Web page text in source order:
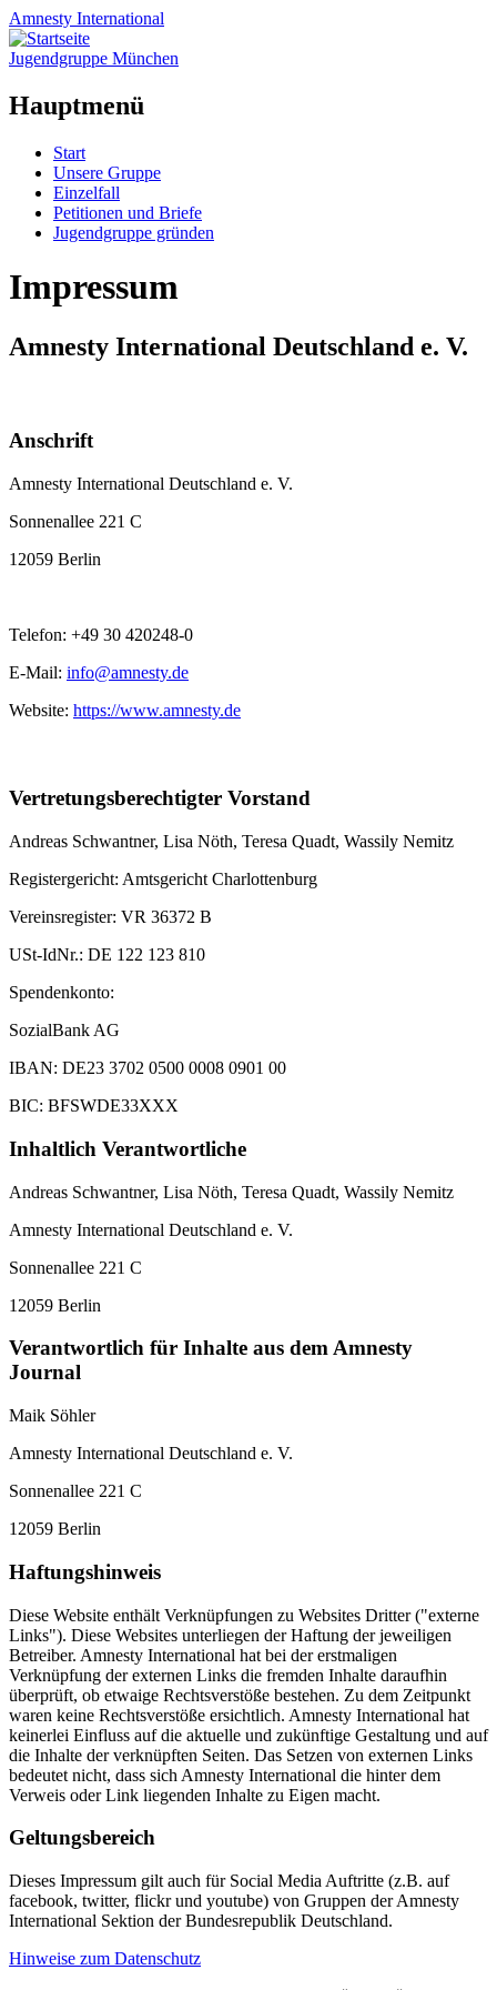
Amnesty International
Jugendgruppe München
Hauptmenü
Zum
Inhalt
springen
Start
Unsere Gruppe
Einzelfall
Petitionen und Briefe
Jugendgruppe gründen
Impressum
Amnesty International Deutschland e. V.
Anschrift
Amnesty International Deutschland e. V.
Sonnenallee 221 C
12059 Berlin
Telefon: +49 30 420248-0
E-Mail: info@amnesty.de
Website: https://www.amnesty.de
Vertretungsberechtigter Vorstand
Andreas Schwantner, Lisa Nöth, Teresa Quadt, Wassily Nemitz
Registergericht: Amtsgericht Charlottenburg
Vereinsregister: VR 36372 B
USt-IdNr.: DE 122 123 810
Spendenkonto:
SozialBank AG
IBAN: DE23 3702 0500 0008 0901 00
BIC: BFSWDE33XXX
Inhaltlich Verantwortliche
Andreas Schwantner, Lisa Nöth, Teresa Quadt, Wassily Nemitz
Amnesty International Deutschland e. V.
Sonnenallee 221 C
12059 Berlin
Verantwortlich für Inhalte aus dem Amnesty
Journal
Maik Söhler
Amnesty International Deutschland e. V.
Sonnenallee 221 C
12059 Berlin
Haftungshinweis
Diese Website enthält Verknüpfungen zu Websites Dritter ("externe
Links"). Diese Websites unterliegen der Haftung der jeweiligen
Betreiber. Amnesty International hat bei der erstmaligen
Verknüpfung der externen Links die fremden Inhalte daraufhin
überprüft, ob etwaige Rechtsverstöße bestehen. Zu dem Zeitpunkt
waren keine Rechtsverstöße ersichtlich. Amnesty International hat
keinerlei Einfluss auf die aktuelle und zukünftige Gestaltung und auf
die Inhalte der verknüpften Seiten. Das Setzen von externen Links
bedeutet nicht, dass sich Amnesty International die hinter dem
Verweis oder Link liegenden Inhalte zu Eigen macht.
Geltungsbereich
Dieses Impressum gilt auch für Social Media Auftritte (z.B. auf
facebook, twitter, flickr und youtube) von Gruppen der Amnesty
International Sektion der Bundesrepublik Deutschland.
Hinweise zum Datenschutz